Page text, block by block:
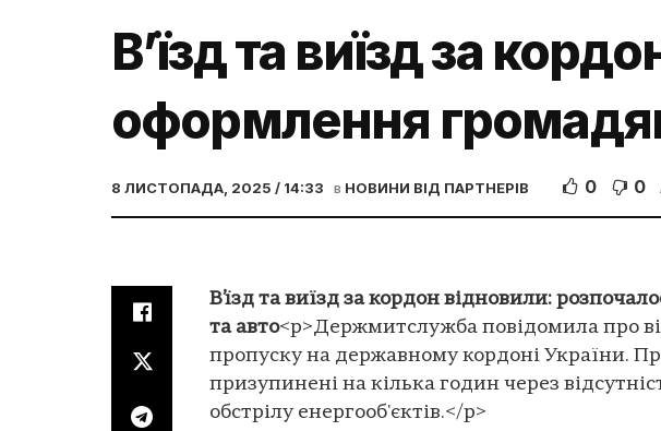
В’їзд та виїзд за
оформлення
8 ЛИСТОПАДА, 2025 / 14:33 в НОВИНИ ВІД ПАРТНЕРІВ 0 0
В’їзд та виїзд за кордон відновили:
та авто<p>Держмитслужба повідомила про
пропуску на державному кордоні України.
призупинені на кілька годин через
обстрілу енергооб'єктів.</p>